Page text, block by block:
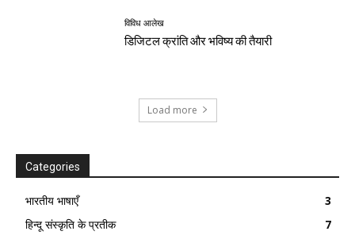
विविध आलेख
डिजिटल क्रांति और भविष्य की तैयारी
Load more
Categories
भारतीय भाषाएँ
3
हिन्दू संस्कृति के प्रतीक
7